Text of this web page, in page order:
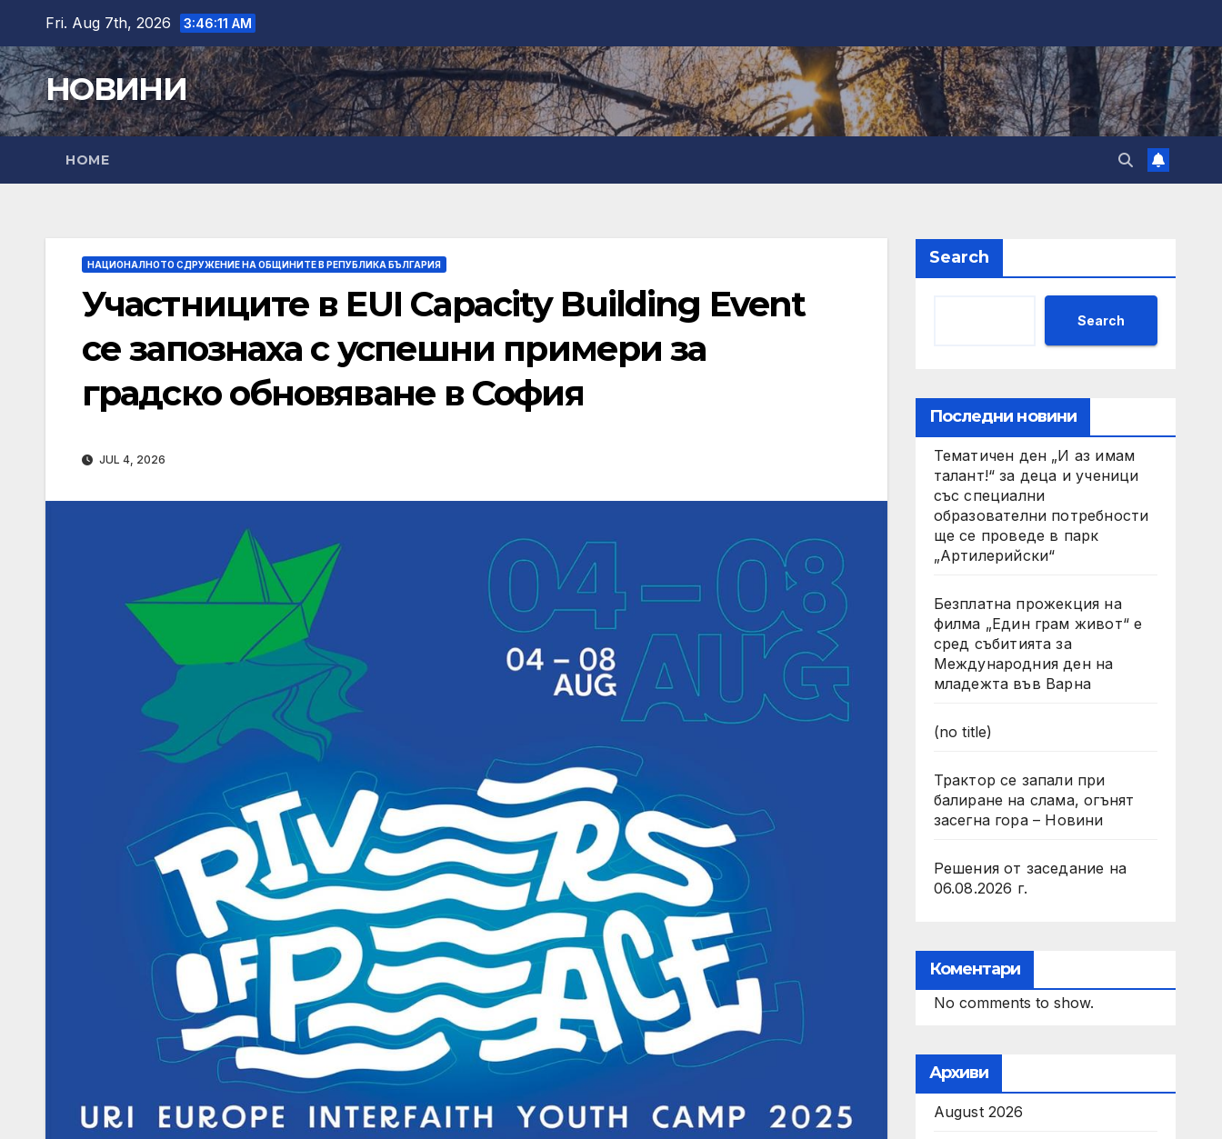
content
Fri. Aug 7th, 2026 3:46:12 AM
НОВИНИ
HOME
НАЦИОНАЛНОТО СДРУЖЕНИЕ НА ОБЩИНИТЕ В РЕПУБЛИКА БЪЛГАРИЯ
Участниците в EUI Capacity Building Event
се запознаха с успешни примери за
градско обновяване в София
JUL 4, 2026
Search
Search
Последни новини
Тематичен ден „И аз имам
талант!“ за деца и ученици
със специални
образователни потребности
ще се проведе в парк
„Артилерийски“
Безплатна прожекция на
филма „Един грам живот“ е
сред събитията за
Международния ден на
младежта във Варна
(no title)
Трактор се запали при
балиране на слама, огънят
засегна гора – Новини
Решения от заседание на
06.08.2026 г.
Коментари
No comments to show.
Архиви
August 2026